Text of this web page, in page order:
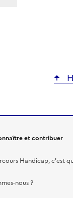
et contribuer
Handicap, c'est
nous ?